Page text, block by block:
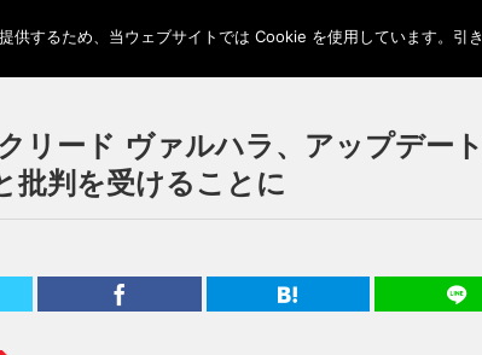
リード ヴァルハラ、アップデー
批判を受けることに
供するため、当ウェブサイトでは Cookie を使用しています。